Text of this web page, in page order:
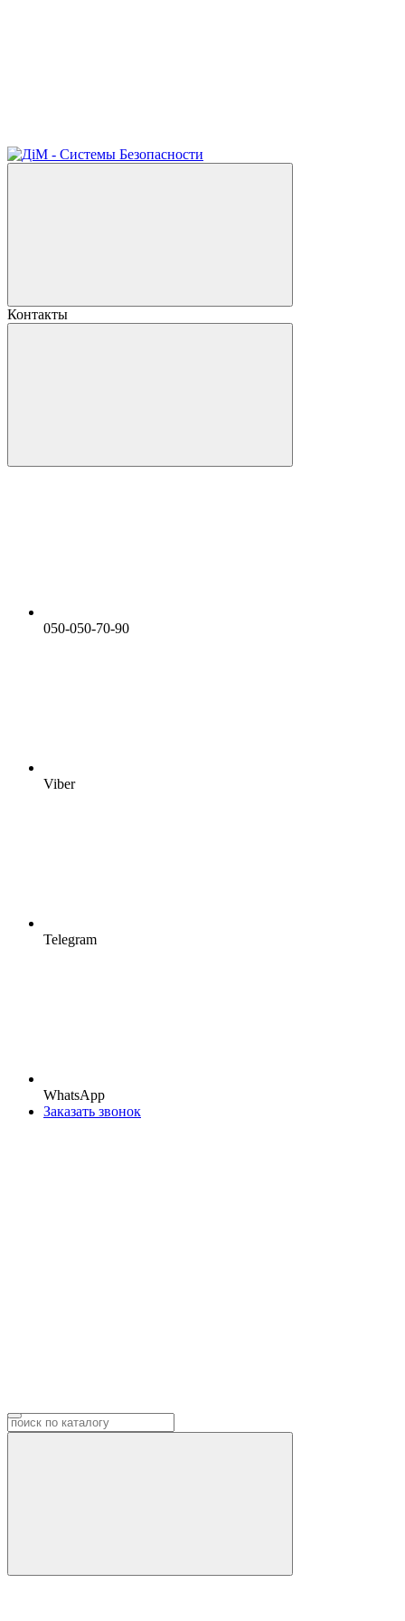
Контакты
050-050-70-90
Viber
Telegram
WhatsApp
Заказать звонок